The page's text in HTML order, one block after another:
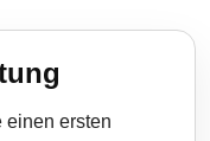
einen ersten